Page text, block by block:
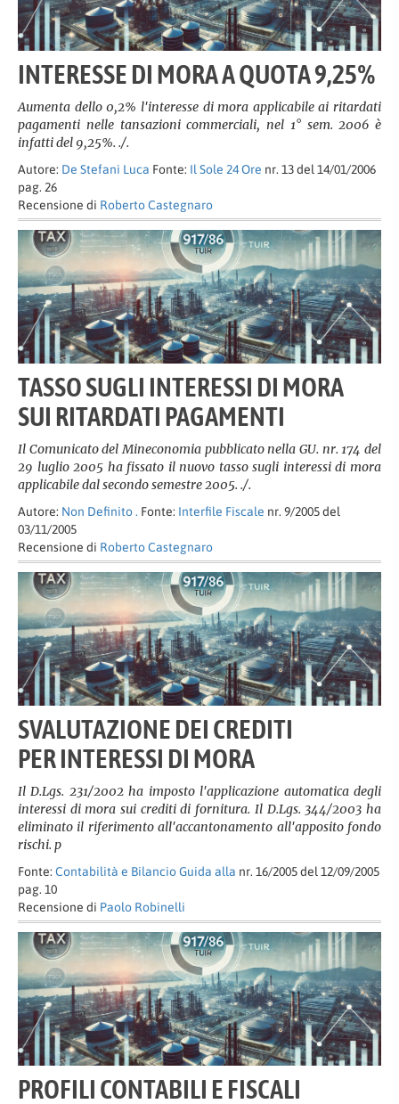
INTERESSE DI MORA A QUOTA 9,25%
Aumenta dello 0,2% l'interesse di mora applicabile ai ritardati
pagamenti nelle tansazioni commerciali, nel 1° sem. 2006 è
infatti del 9,25%. ./.
Autore: De Stefani Luca Fonte: Il Sole 24 Ore nr. 13 del 14/01/2006
pag. 26
Recensione di Roberto Castegnaro
TASSO SUGLI INTERESSI DI MORA
SUI RITARDATI PAGAMENTI
Il Comunicato del Mineconomia pubblicato nella GU. nr. 174 del
29 luglio 2005 ha fissato il nuovo tasso sugli interessi di mora
applicabile dal secondo semestre 2005. ./.
Autore: Non Definito . Fonte: Interfile Fiscale nr. 9/2005 del
03/11/2005
Recensione di Roberto Castegnaro
SVALUTAZIONE DEI CREDITI
PER INTERESSI DI MORA
Il D.Lgs. 231/2002 ha imposto l'applicazione automatica degli
interessi di mora sui crediti di fornitura. Il D.Lgs. 344/2003 ha
eliminato il riferimento all'accantonamento all'apposito fondo
rischi. p
Fonte: Contabilità e Bilancio Guida alla nr. 16/2005 del 12/09/2005
pag. 10
Recensione di Paolo Robinelli
PROFILI CONTABILI E FISCALI